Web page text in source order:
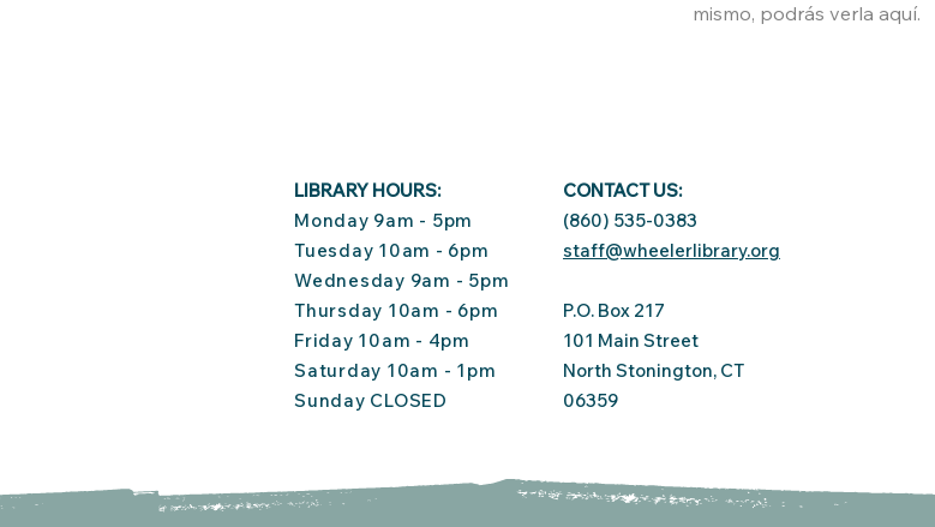
mismo, podrás verla aquí.
LIBRARY HOURS:
Monday 9am - 5pm
Tuesday 10am - 6pm
Wednesday 9am - 5pm
Thursday 10am - 6pm
Friday 10am - 4pm
Saturday 10am - 1pm
Sunday CLOSED
CONTACT US:
(860) 535-0383
staff@wheelerlibrary.org
P.O. Box 217
101 Main Street
North Stonington, CT
06359